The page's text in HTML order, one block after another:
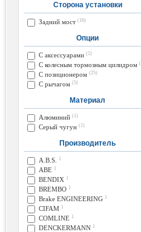
Сторона установки
Задний мост (16)
Опции
С аксессуарами (2)
С колесным тормозным цилидром
С позиционером (25)
С рычагом (5)
Материал
Алюминий (1)
Серый чугун (1)
Производитель
A.B.S. 1
ABE 1
BENDIX 1
BREMBO 1
Brake ENGINEERING 1
CIFAM 1
COMLINE 1
DENCKERMANN 1